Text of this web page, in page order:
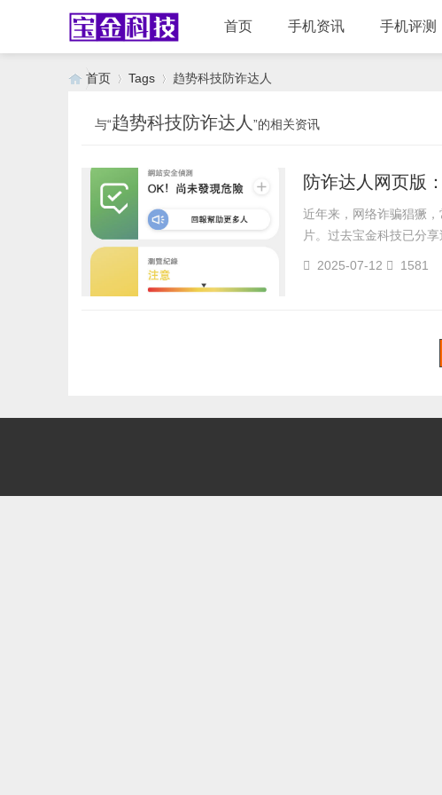
首页 手机资讯 手机评测
首页 Tags 趋势科技防诈达人
与“趋势科技防诈达人 ”的相关资讯
防诈达人网页版
近年来，网络诈骗猖獗
片。过去宝金科技已分
2025-07-12 1581